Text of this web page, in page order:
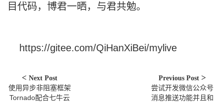
目代码，博君一晒，与君共勉。
https://gitee.com/QiHanXiBei/mylive
Next Post
使用异步非阻塞框架
Tornado配合七牛云
Previous Post
尝试开发微信公众号
消息推送功能并且和